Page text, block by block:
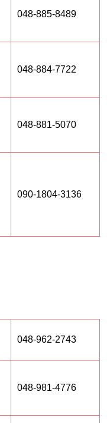
048-885-8489
048-884-7722
048-881-5070
090-1804-3136
048-962-2743
048-981-4776